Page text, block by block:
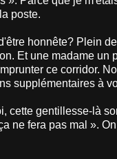
poste.
honnête? Plein
Et une madame un
ce corridor.
supplémentaires à
cette gentillesse-là
ne fera pas mal ».